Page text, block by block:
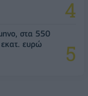
στα 550
ευρώ